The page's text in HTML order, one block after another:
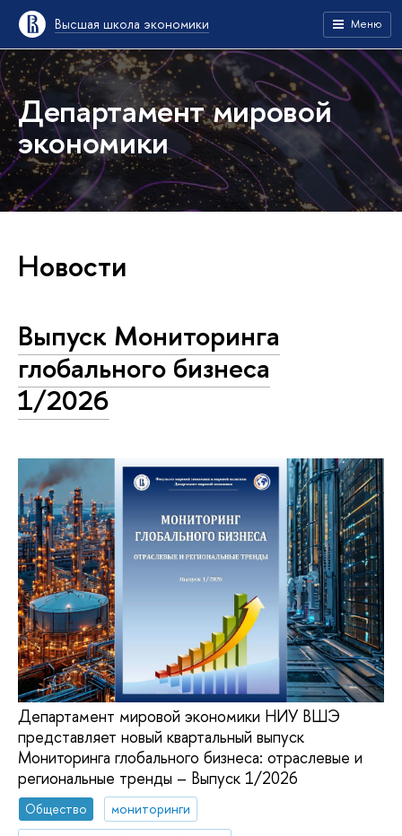
Высшая школа экономики Меню
Департамент мировой
экономики
Новости
Выпуск Мониторинга
глобального бизнеса
1/2026
Департамент мировой экономики НИУ ВШЭ
представляет новый квартальный выпуск
Мониторинга глобального бизнеса: отраслевые и
региональные тренды – Выпуск 1/2026
Общество
мониторинги